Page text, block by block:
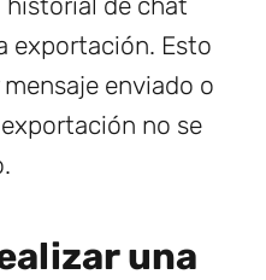
exportación. Esto
enviado o
no se
una